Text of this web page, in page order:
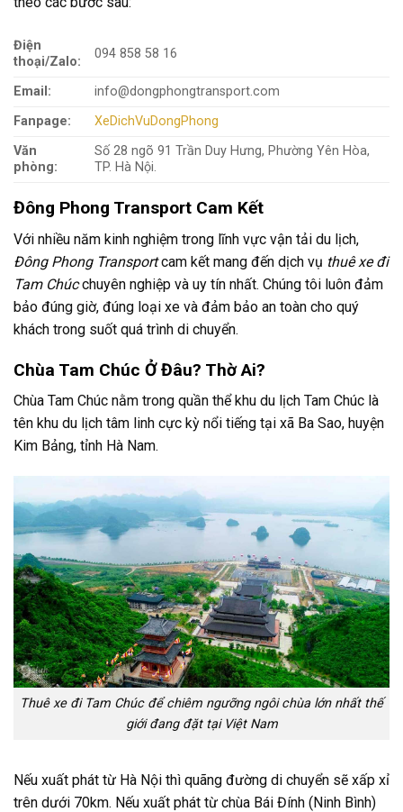
Điện
thoại/Zalo:
094 858 58 16
Email:
info@dongphongtransport.com
Fanpage:
XeDichVuDongPhong
Văn
phòng:
Số 28 ngõ 91 Trần Duy Hưng, Phường Yên Hòa,
TP. Hà Nội.
Đông Phong Transport Cam Kết
Với nhiều năm kinh nghiệm trong lĩnh vực vận tải du lịch,
Đông Phong Transportcam kết mang đến dịch vụ thuê xe đi
Tam Chúcchuyên nghiệp và uy tín nhất. Chúng tôi luôn đảm
bảo đúng giờ, đúng loại xe và đảm bảo an toàn cho quý
khách trong suốt quá trình di chuyển.
Chùa Tam Chúc Ở Đâu? Thờ Ai?
Chùa Tam Chúc nằm trong quần thể khu du lịch Tam Chúc là
tên khu du lịch tâm linh cực kỳ nổi tiếng tại xã Ba Sao, huyện
Kim Bảng, tỉnh Hà Nam.
Thuê xe đi Tam Chúc để chiêm ngưỡng ngôi chùa lớn nhất thế
giới đang đặt tại Việt Nam
Nếu xuất phát từ Hà Nội thì quãng đường di chuyển sẽ xấp xỉ
trên dưới 70km. Nếu xuất phát từ chùa Bái Đính (Ninh Bình)